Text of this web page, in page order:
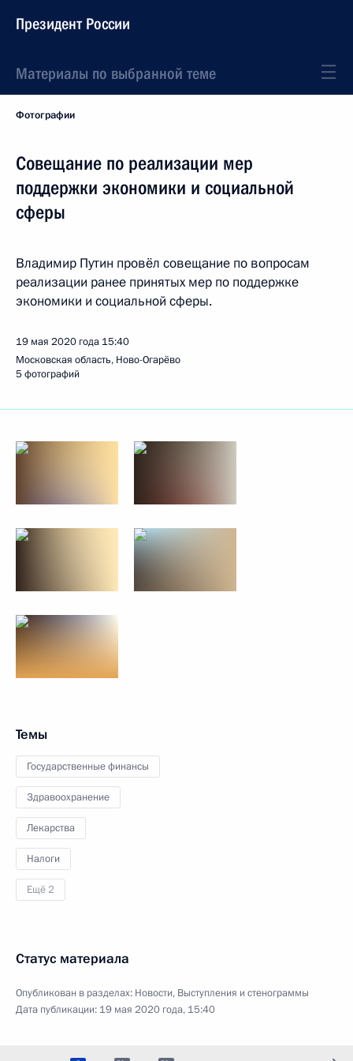
Президент России
Материалы по выбранной теме
Фотографии
Совещание по реализации мер
поддержки экономики и социальной
сферы
Владимир Путин провёл совещание по вопросам
реализации ранее принятых мер по поддержке
экономики и социальной сферы.
19 мая 2020 года 15:40
Московская область, Ново-Огарёво
5 фотографий
Темы
Государственные финансы
Здравоохранение
Лекарства
Налоги
Ещё 2
Статус материала
Опубликован в разделах: Новости, Выступления и стенограммы
Дата публикации: 19 мая 2020 года, 15:40